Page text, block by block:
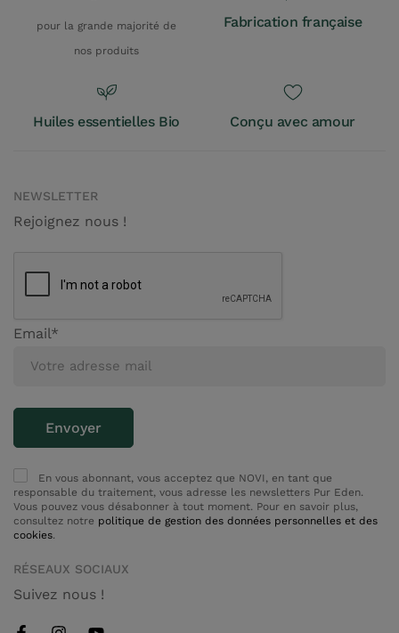
pour la grande majorité de
nos produits
Fabrication française
Huiles essentielles Bio Conçu avec amour
NEWSLETTER
Rejoignez nous !
Email*
En vous abonnant, vous acceptez que NOVI, en tant que
responsable du traitement, vous adresse les newsletters Pur Eden.
Vous pouvez vous désabonner à tout moment. Pour en savoir plus,
consultez notre politique de gestion des données personnelles et des
cookies.
RÉSEAUX SOCIAUX
Suivez nous !